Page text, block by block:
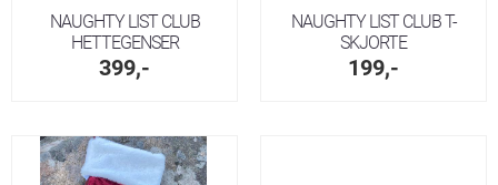
NAUGHTY LIST CLUB
HETTEGENSER
399,-
NAUGHTY LIST CLUB T-
SKJORTE
199,-